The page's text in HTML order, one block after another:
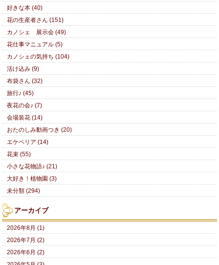
好きな本 (40)
花の生産者さん (151)
カノシェ 展示会 (49)
花仕事マニュアル (5)
カノシェの気持ち (104)
活け込み (9)
布袋さん (32)
旅行♪ (45)
夜花の会♪ (7)
会場装花 (14)
おたのしみ動画つき (20)
エケベリア (14)
花束 (55)
小さな花物語♪ (21)
大好き！植物園 (3)
未分類 (294)
アーカイブ
2026年8月 (1)
2026年7月 (2)
2026年6月 (2)